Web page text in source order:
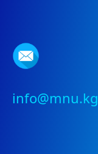
info@mnu.kg